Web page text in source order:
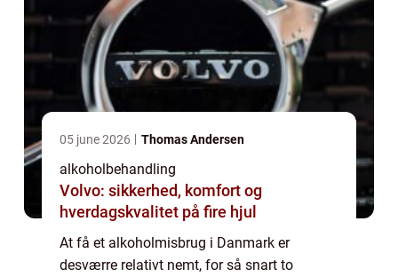
05 june 2026 Thomas Andersen
alkoholbehandling
Volvo: sikkerhed, komfort og
hverdagskvalitet på fire hjul
At få et alkoholmisbrug i Danmark er
desværre relativt nemt, for så snart to